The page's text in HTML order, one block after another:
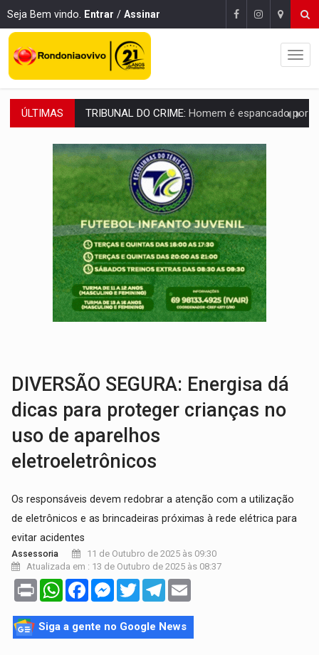
Seja Bem vindo. Entrar / Assinar
ÚLTIMAS VÍDEO:Perseguição é registrada no shopping após colombiana furtar
LUDOPATIA:Apostas online começam a afetar produtividade e rotina
REFLORESTAMENTO:Plantar árvores não será mais suficiente para
OVNIS NA LUA:Cientistas alertam para possível base secreta no satélite
ACABOU COM PEUGEOT:Incêndio destrói carro que era rebocado para oficina
VÍDEO:Ladrão é filmado furtando moto na frente do bar
BOLSAS DE PESQUISA:Iniciativa Amazônia+10 lança chamada para fortalecer
MATERIAL:Brasil tem grandes reservas de urânio, mas produz pouco e
DIVERSÃO SEGURA: Energisa dá
dicas para proteger crianças no
uso de aparelhos
eletroeletrônicos
Os responsáveis devem redobrar a atenção com a utilização
de eletrônicos e as brincadeiras próximas à rede elétrica para
evitar acidentes
Assessoria
11 de Outubro de 2025 às 09:30
Atualizada em : 13 de Outubro de 2025 às 08:37
Print WhatsAppFacebookMessenger
TwitterTelegram
Siga a gente no Google News